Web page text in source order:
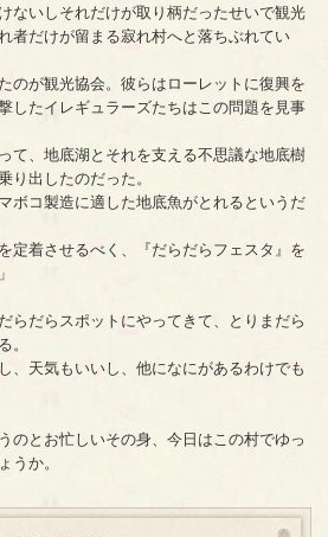
ないしそれだけが取り柄だったせいで観光
者だけが留まる寂れ村へと落ちぶれてい
のが観光協会。彼らはローレットに復興を
したイレギュラーズたちはこの問題を見事
て、地底湖とそれを支える不思議な地底樹
り出したのだった。
ボコ製造に適した地底魚がとれるというだ
定着させるべく、『だらだらフェスタ』を
らだらスポットにやってきて、とりまだら
。
、天気もいいし、他になにがあるわけでも
のとお忙しいその身、今日はこの村でゆっ
うか。